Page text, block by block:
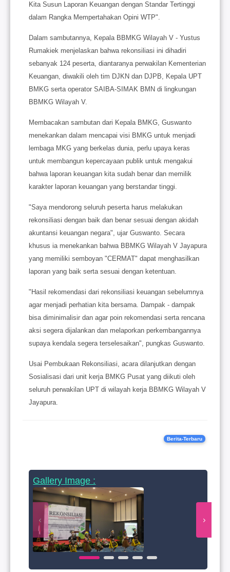
Kita Susun Laporan Keuangan dengan Standar Tertinggi
dalam Rangka Mempertahakan Opini WTP".
Dalam sambutannya, Kepala BBMKG Wilayah V - Yustus
Rumakiek menjelaskan bahwa rekonsiliasi ini dihadiri
sebanyak 124 peserta, diantaranya perwakilan Kementerian
Keuangan, diwakili oleh tim DJKN dan DJPB, Kepala UPT
BMKG serta operator SAIBA-SIMAK BMN di lingkungan
BBMKG Wilayah V.
Membacakan sambutan dari Kepala BMKG, Guswanto
menekankan dalam mencapai visi BMKG untuk menjadi
lembaga MKG yang berkelas dunia, perlu upaya keras
untuk membangun kepercayaan publik untuk mengakui
bahwa laporan keuangan kita sudah benar dan memilik
karakter laporan keuangan yang berstandar tinggi.
"Saya mendorong seluruh peserta harus melakukan
rekonsiliasi dengan baik dan benar sesuai dengan akidah
akuntansi keuangan negara", ujar Guswanto. Secara
khusus ia menekankan bahwa BBMKG Wilayah V Jayapura
yang memiliki semboyan "CERMAT" dapat menghasilkan
laporan yang baik serta sesuai dengan ketentuan.
"Hasil rekomendasi dari rekonsiliasi keuangan sebelumnya
agar menjadi perhatian kita bersama. Dampak - dampak
bisa diminimalisir dan agar poin rekomendasi serta rencana
aksi segera dijalankan dan melaporkan perkembangannya
supaya kendala segera terselesaikan", pungkas Guswanto.
Usai Pembukaan Rekonsiliasi, acara dilanjutkan dengan
Sosialisasi dari unit kerja BMKG Pusat yang diikuti oleh
seluruh perwakilan UPT di wilayah kerja BBMKG Wilayah V
Jayapura.
Berita-Terbaru
Gallery Image :